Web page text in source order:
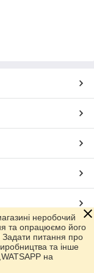
неробочий
та опрацюємо його
питання про
та інше
на